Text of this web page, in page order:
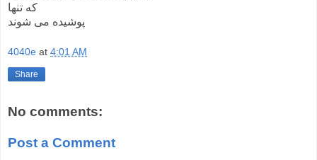
که تنها
پوشیده می شوند
4040e at 4:01 AM
Share
No comments:
Post a Comment